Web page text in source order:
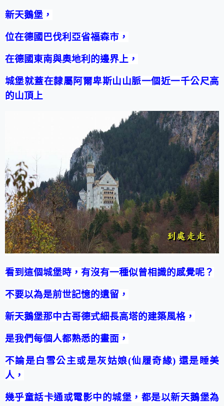
新天鵝堡，
位在德國巴伐利亞省福森市，
在德國東南與奧地利的邊界上，
城堡就蓋在隸屬阿爾卑斯山山脈一個近一千公尺高
的山頂上
看到這個城堡時，有沒有一種似曾相識的感覺呢？
不要以為是前世記憶的遺留，
新天鵝堡那中古哥德式細長高塔的建築風格，
是我們每個人都熟悉的畫面，
不論是白雪公主或是灰姑娘(仙履奇緣) 還是睡美
人，
幾乎童話卡通或電影中的城堡，都是以新天鵝堡為